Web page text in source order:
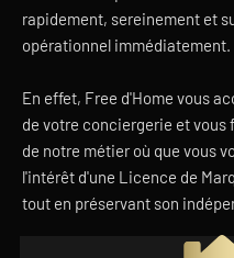
rapidement, sereinement et
opérationnel immédiatement.
En effet, Free d'Home vous
de votre conciergerie et vous
de notre métier où que vous
l'intérêt d'une Licence de
tout en préservant son